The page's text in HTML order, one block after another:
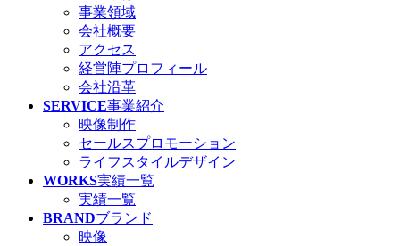
事業領域
会社概要
アクセス
経営陣プロフィール
会社沿革
SERVICE事業紹介
映像制作
セールスプロモーション
ライフスタイルデザイン
WORKS実績一覧
実績一覧
BRANDブランド
映像